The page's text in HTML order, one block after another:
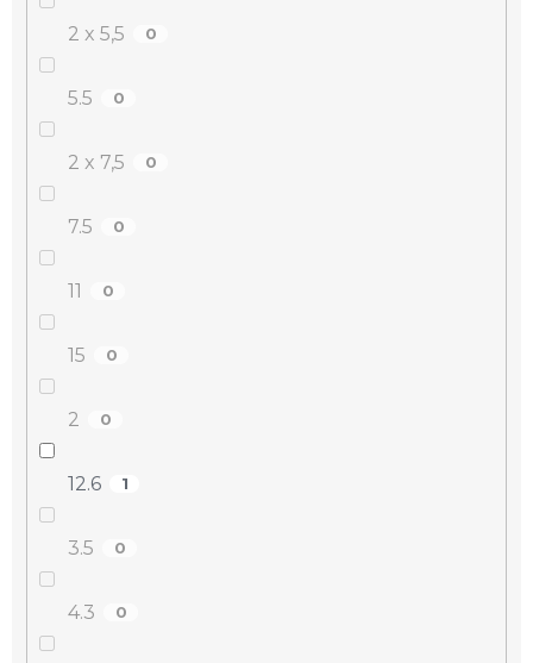
2 x 5,5 0
5.5 0
2 x 7,5 0
7.5 0
11 0
15 0
2 0
12.6 1
3.5 0
4.3 0